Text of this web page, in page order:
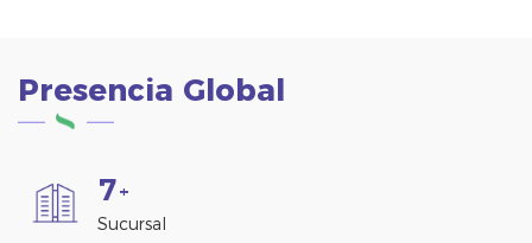
Presencia Global
7+
Sucursal